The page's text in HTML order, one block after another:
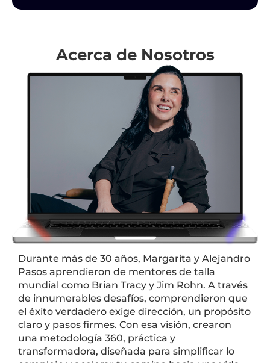
Acerca de Nosotros
Durante más de 30 años, Margarita y Alejandro
Pasos aprendieron de mentores de talla
mundial como Brian Tracy y Jim Rohn. A través
de innumerables desafíos, comprendieron que
el éxito verdadero exige dirección, un propósito
claro y pasos firmes. Con esa visión, crearon
una metodología 360, práctica y
transformadora, diseñada para simplificar lo